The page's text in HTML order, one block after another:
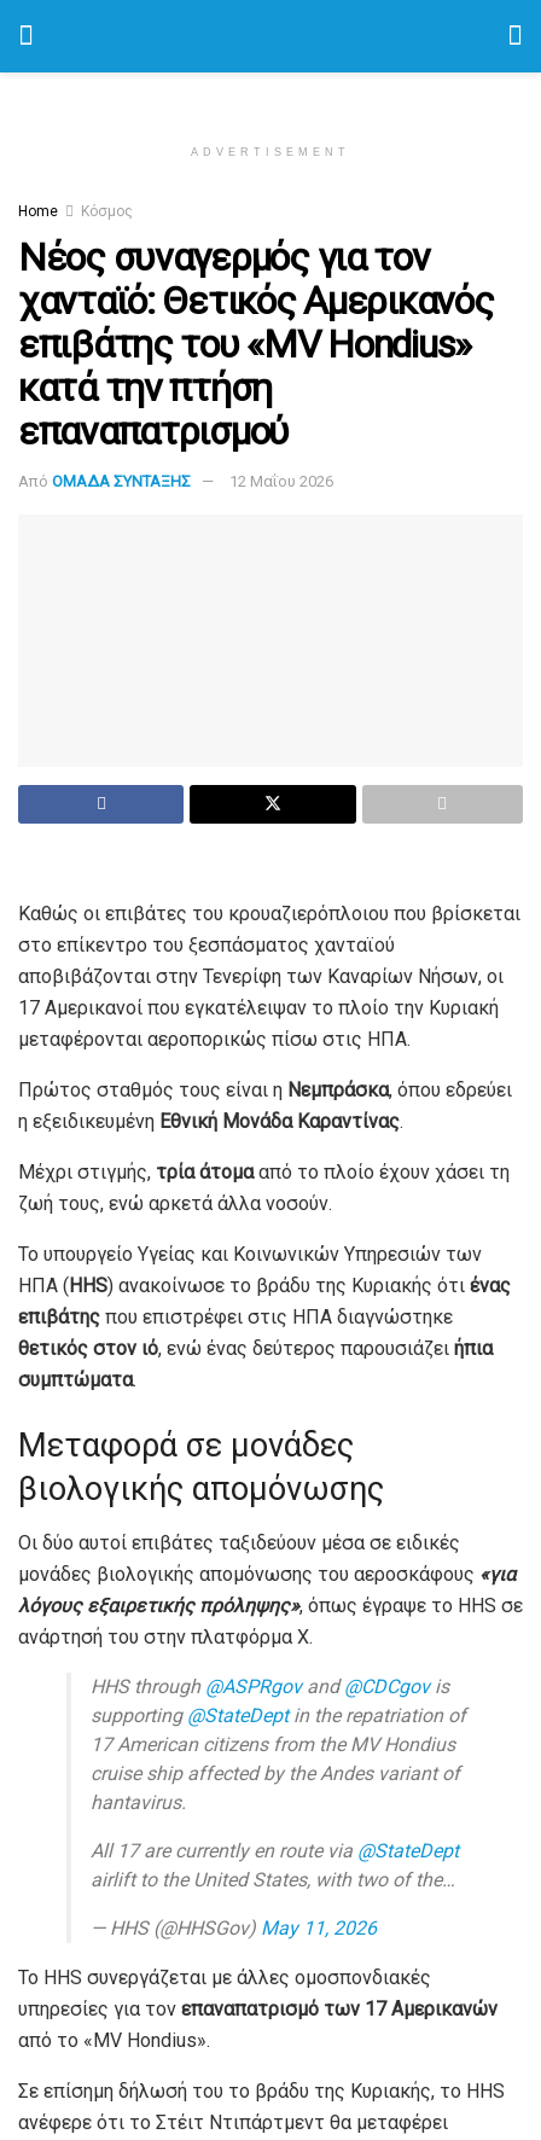
ADVERTISEMENT
Home Κόσμος
Νέος συναγερμός για τον
χανταϊό: Θετικός Αμερικανός
επιβάτης του «MV Hondius»
κατά την πτήση
επαναπατρισμού
Από ΟΜΑΔΑ ΣΥΝΤΑΞΗΣ 12 Μαΐου 2026
Καθώς οι επιβάτες του κρουαζιερόπλοιου που βρίσκεται
στο επίκεντρο του ξεσπάσματος χανταϊού
αποβιβάζονται στην Τενερίφη των Καναρίων Νήσων, οι
17 Αμερικανοί που εγκατέλειψαν το πλοίο την Κυριακή
μεταφέρονται αεροπορικώς πίσω στις ΗΠΑ.
Πρώτος σταθμός τους είναι η Νεμπράσκα, όπου εδρεύει
η εξειδικευμένη Εθνική Μονάδα Καραντίνας.
Μέχρι στιγμής, τρία άτομααπό το πλοίο έχουν χάσει τη
ζωή τους, ενώ αρκετά άλλα νοσούν.
Το υπουργείο Υγείας και Κοινωνικών Υπηρεσιών των
ΗΠΑ ( HHS) ανακοίνωσε το βράδυ της Κυριακής ότι ένας
επιβάτης που επιστρέφει στις ΗΠΑ διαγνώστηκε
θετικός στον ιό, ενώ ένας δεύτερος παρουσιάζει ήπια
συμπτώματα.
Μεταφορά σε μονάδες
βιολογικής απομόνωσης
Οι δύο αυτοί επιβάτες ταξιδεύουν μέσα σε ειδικές
μονάδες βιολογικής απομόνωσης του αεροσκάφους «για
λόγους εξαιρετικής πρόληψης», όπως έγραψε το HHS σε
ανάρτησή του στην πλατφόρμα X.
HHS through @ASPRgovand@CDCgovis
supporting @StateDeptin the repatriation of
17 American citizens from the MV Hondius
cruise ship affected by the Andes variant of
hantavirus.
All 17 are currently en route via @StateDept
airlift to the United States, with two of the…
— HHS (@HHSGov) May 11, 2026
Το HHS συνεργάζεται με άλλες ομοσπονδιακές
υπηρεσίες για τον επαναπατρισμό των 17 Αμερικανών
από το «MV Hondius».
Σε επίσημη δήλωσή του το βράδυ της Κυριακής, το HHS
ανέφερε ότι το Στέιτ Ντιπάρτμεντ θα μεταφέρει